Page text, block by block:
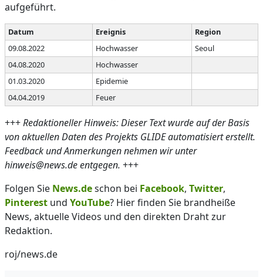
aufgeführt.
Datum Ereignis
Region
09.08.2022
Hochwasser
Seoul
04.08.2020
Hochwasser
01.03.2020
Epidemie
04.04.2019
Feuer
+++Redaktioneller Hinweis: Dieser Text wurde auf der Basis
von aktuellen Daten des Projekts GLIDE automatisiert erstellt.
Feedback und Anmerkungen nehmen wir unter
hinweis@news.de entgegen. +++
Folgen Sie News.deschon bei Facebook, Twitter,
Pinterest und YouTube? Hier finden Sie brandheiße
News, aktuelle Videos und den direkten Draht zur
Redaktion.
roj/news.de